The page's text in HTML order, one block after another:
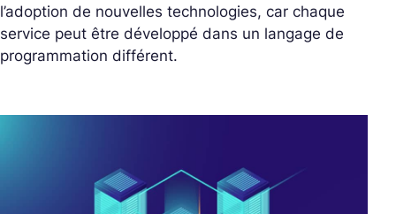
l’adoption de nouvelles technologies, car chaque
service peut être développé dans un langage de
programmation différent.